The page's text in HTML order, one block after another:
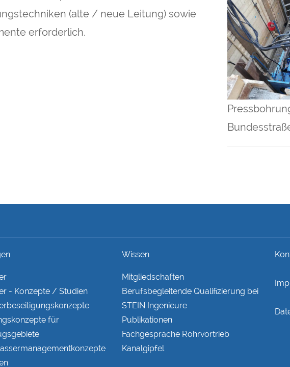
(alte / neue Leitung) sowie
erforderlich.
- Konzepte / Studien
für
Wissen
Mitgliedschaften
Berufsbegleitende Qualifizierung bei
STEIN Ingenieure
Publikationen
Fachgespräche Rohrvortrieb
Kanalgipfel